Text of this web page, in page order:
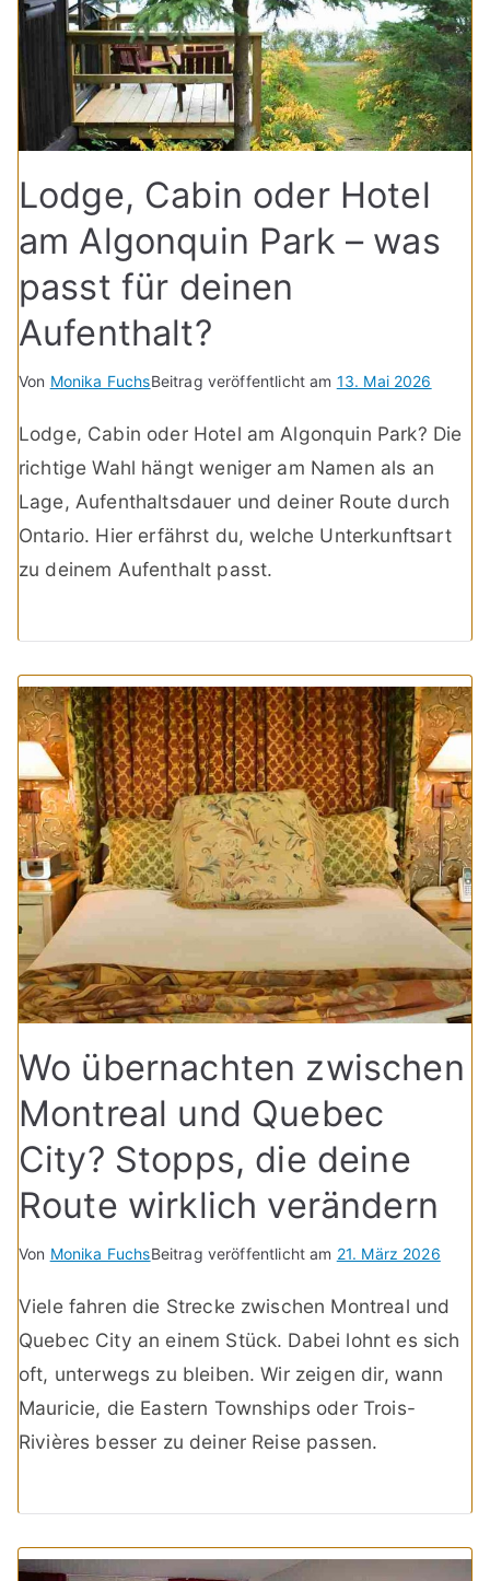
Lodge, Cabin oder Hotel
am Algonquin Park – was
passt für deinen
Aufenthalt?
Von Monika FuchsBeitrag veröffentlicht am 13. Mai 2026
Lodge, Cabin oder Hotel am Algonquin Park? Die
richtige Wahl hängt weniger am Namen als an
Lage, Aufenthaltsdauer und deiner Route durch
Ontario. Hier erfährst du, welche Unterkunftsart
zu deinem Aufenthalt passt.
Wo übernachten zwischen
Montreal und Quebec
City? Stopps, die deine
Route wirklich verändern
Von Monika FuchsBeitrag veröffentlicht am 21. März 2026
Viele fahren die Strecke zwischen Montreal und
Quebec City an einem Stück. Dabei lohnt es sich
oft, unterwegs zu bleiben. Wir zeigen dir, wann
Mauricie, die Eastern Townships oder Trois-
Rivières besser zu deiner Reise passen.